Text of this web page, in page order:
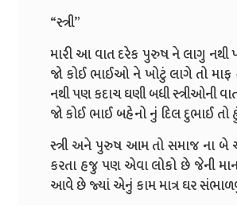
“સ્ત્રી”
મારી આ વાત દરેક પુરુષ ને લાગુ
જો કોઈ ભાઈઓ ને ખોટું લાગે તો
નથી પણ કદાચ ઘણી બધી
જો કોઈ ભાઈ બહેનો નું દિલ દુભાઈ તો હું
સ્ત્રી અને પુરુષ આમ તો સમાજ ના બે
કરતા હજુ પણ એવા લોકો છે જેની
આવે છે જ્યાં એનું કામ માત્ર ઘર